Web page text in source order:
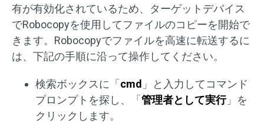
有が有効化されているため、ターゲットデバイス
でRobocopyを使用してファイルのコピーを開始で
きます。Robocopyでファイルを高速に転送するに
は、下記の手順に沿って操作してください。
検索ボックスに「 cmd 」と入力してコマンド
プロンプトを探し、「 管理者として実行」を
クリックします。